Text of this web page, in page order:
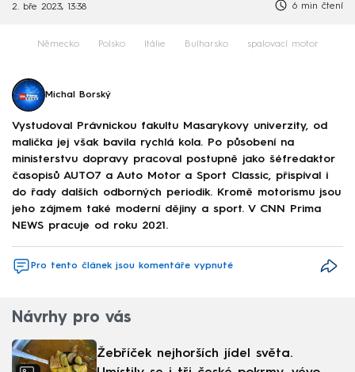
2. bře 2023, 13:38 6 min čtení
Německo Polsko Itálie Bulharsko spalovací motor
Michal Borský
Vystudoval Právnickou fakultu Masarykovy univerzity, od
malička jej však bavila rychlá kola. Po působení na
ministerstvu dopravy pracoval postupně jako šéfredaktor
časopisů AUTO7 a Auto Motor a Sport Classic, přispíval i
do řady dalších odborných periodik. Kromě motorismu jsou
jeho zájmem také moderní dějiny a sport. V CNN Prima
NEWS pracuje od roku 2021.
Pro tento článek jsou komentáře vypnuté
Návrhy pro vás
Žebříček nejhorších jídel světa.